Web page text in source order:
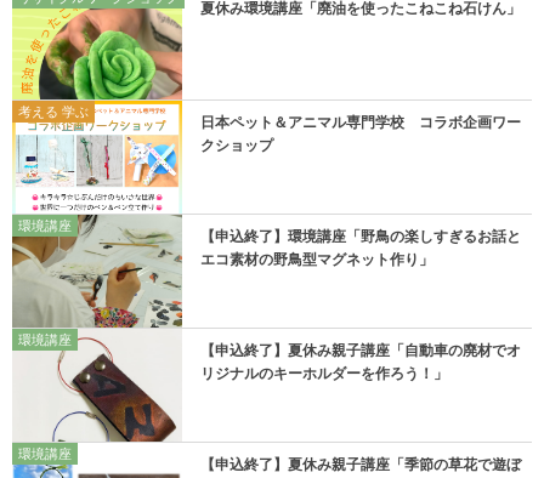
夏休み環境講座「廃油を使ったこねこね石けん」
考える 学ぶ
日本ペット＆アニマル専門学校 コラボ企画ワー
クショップ
環境講座
【申込終了】環境講座「野鳥の楽しすぎるお話と
エコ素材の野鳥型マグネット作り」
環境講座
【申込終了】夏休み親子講座「自動車の廃材でオ
リジナルのキーホルダーを作ろう！」
環境講座
【申込終了】夏休み親子講座「季節の草花で遊ぼ